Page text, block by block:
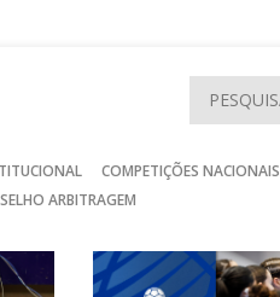
COMPETIÇÕES NACIONAIS
ARBITRAGEM